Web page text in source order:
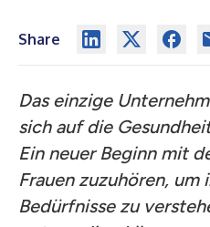
Share
Das einzige
sich auf die
Ein neuer Beginn mit
Frauen zuzuhören,
Bedürfnisse zu